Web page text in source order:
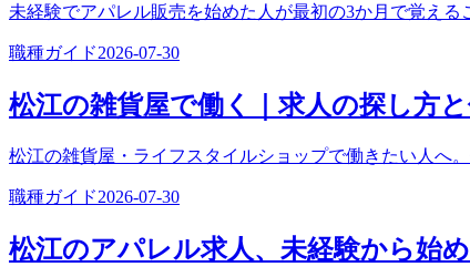
未経験でアパレル販売を始めた人が最初の3か月で覚え
職種ガイド2026-07-30
松江の雑貨屋で働く｜求人の探し方
松江の雑貨屋・ライフスタイルショップで働きたい人へ
職種ガイド2026-07-30
松江のアパレル求人、未経験から始